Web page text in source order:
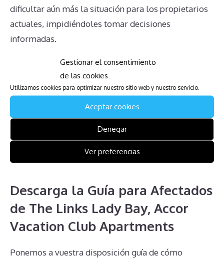
Gestionar el consentimiento
de las cookies
Utilizamos cookies para optimizar nuestro sitio web y nuestro servicio.
Aceptar cookies
Denegar
Ver preferencias
dificultar aún más la situación para los propietarios
actuales, impidiéndoles tomar decisiones
informadas.
Conclusión
En resumen, los propietarios de multipropiedad en
The Links Lady Bay, Accor Vacation Club Apartments
enfrentan numerosos desafíos. Desde la obligación
de pagar cuotas de mantenimiento hasta la dificultad
para anular contratos y la falta
Descarga la Guía para Afectados
de The Links Lady Bay, Accor
Vacation Club Apartments
Ponemos a vuestra disposición guía de cómo